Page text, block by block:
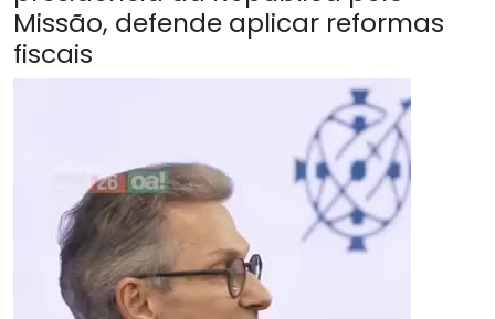
Missão, defende aplicar reformas
fiscais